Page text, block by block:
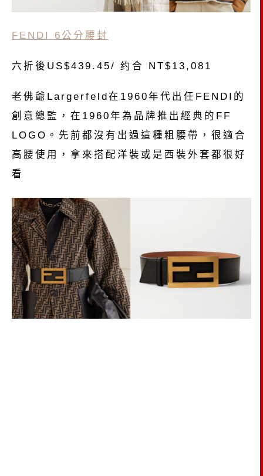
FENDI 6公分腰封
六折後US$439.45/ 约合 NT$13,081
老佛爺Largerfeld在1960年代出任FENDI的
創意總監，在1960年為品牌推出經典的FF
LOGO。先前都沒有出過這種粗腰帶，很適合
高腰使用，拿來搭配洋裝或是西裝外套都很好
看